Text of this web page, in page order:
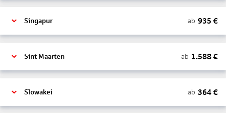
Singapur ab 935 €
Sint Maarten ab 1.588€
Slowakei ab 364€